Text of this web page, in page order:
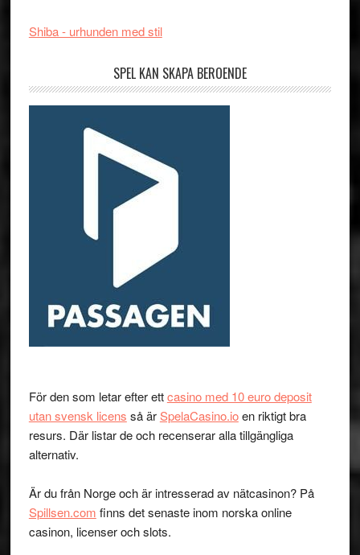
Shiba - urhunden med stil
SPEL KAN SKAPA BEROENDE
För den som letar efter ettcasino med 10 euro deposit
utan svensk licens så ärSpelaCasino.ioen riktigt bra
resurs. Där listar de och recenserar alla tillgängliga
alternativ.
Är du från Norge och är intresserad av nätcasinon? På
Spillsen.com finns det senaste inom norska online
casinon, licenser och slots.